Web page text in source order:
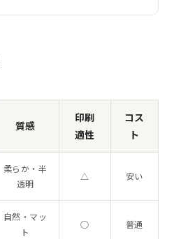
質感
印刷
適性
コス
ト
柔らか・半
透明
△ 安い
自然・マッ
ト
○ 普通